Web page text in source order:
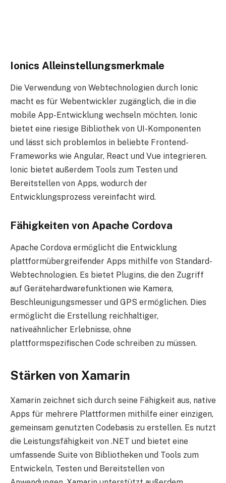
Ionics Alleinstellungsmerkmale
Die Verwendung von Webtechnologien durch Ionic
macht es für Webentwickler zugänglich, die in die
mobile App-Entwicklung wechseln möchten. Ionic
bietet eine riesige Bibliothek von UI-Komponenten
und lässt sich problemlos in beliebte Frontend-
Frameworks wie Angular, React und Vue integrieren.
Ionic bietet außerdem Tools zum Testen und
Bereitstellen von Apps, wodurch der
Entwicklungsprozess vereinfacht wird.
Fähigkeiten von Apache Cordova
Apache Cordova ermöglicht die Entwicklung
plattformübergreifender Apps mithilfe von Standard-
Webtechnologien. Es bietet Plugins, die den Zugriff
auf Gerätehardwarefunktionen wie Kamera,
Beschleunigungsmesser und GPS ermöglichen. Dies
ermöglicht die Erstellung reichhaltiger,
nativeähnlicher Erlebnisse, ohne
plattformspezifischen Code schreiben zu müssen.
Stärken von Xamarin
Xamarin zeichnet sich durch seine Fähigkeit aus, native
Apps für mehrere Plattformen mithilfe einer einzigen,
gemeinsam genutzten Codebasis zu erstellen. Es nutzt
die Leistungsfähigkeit von .NET und bietet eine
umfassende Suite von Bibliotheken und Tools zum
Entwickeln, Testen und Bereitstellen von